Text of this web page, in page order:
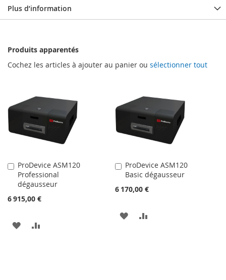
Plus d’information
Produits apparentés
Cochez les articles à ajouter au panier ou sélectionner tout
ProDevice ASM120
Professional
dégausseur
6 915,00 €
Ajouter
au
panier
AJOUTER
ProDevice ASM120
Basic dégausseur
6 170,00 €
Ajouter
au
panier
AJOUTER